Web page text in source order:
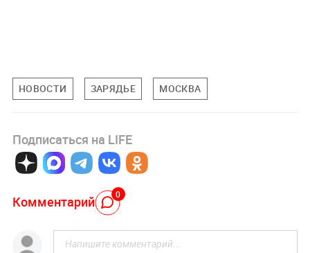
НОВОСТИ ЗАРЯДЬЕ МОСКВА
Подписаться на LIFE
Комментарий 0